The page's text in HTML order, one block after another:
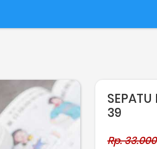
39
Rp. 33.000